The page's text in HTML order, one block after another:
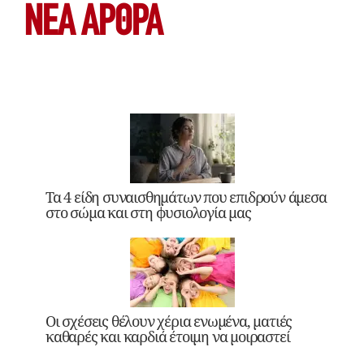
ΝΕΑ ΆΡΘΡΑ
Τα 4 είδη συναισθημάτων που επιδρούν άμεσα
στο σώμα και στη φυσιολογία μας
Οι σχέσεις θέλουν χέρια ενωμένα, ματιές
καθαρές και καρδιά έτοιμη να μοιραστεί